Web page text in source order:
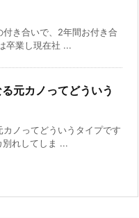
き合いで、2年間お付き合
卒業し現在社 ...
元カノってどういう
ノってどういうタイプです
れしてしま ...